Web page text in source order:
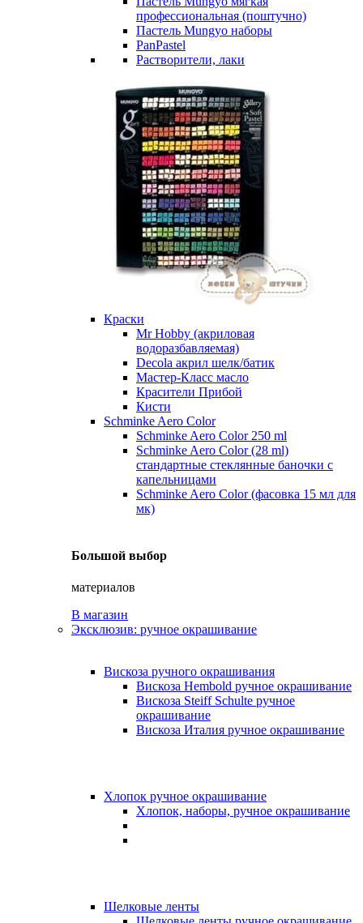
профессиональная (поштучно)
Пастель Mungyo наборы
PanPastel
Растворители, лаки
Краски
Mr Hobby (акриловая
водоразбавляемая)
Decola акрил шелк/батик
Мастер-Класс масло
Красители Прибой
Кисти
Schminke Aero Color
Schminke Aero Color 250 ml
Schminke Aero Color (28 ml)
стандартные стеклянные баночки с
капельницами
Schminke Aero Color (фасовка 15 мл для
мк)
Большой выбор
материалов
В магазин
Эксклюзив: ручное окрашивание
Вискоза ручного окрашивания
Вискоза Hembold ручное окрашивание
Вискоза Steiff Schulte ручное
окрашивание
Вискоза Италия ручное окрашивание
Хлопок ручное окрашивание
Хлопок, наборы, ручное окрашивание
Шелковые ленты